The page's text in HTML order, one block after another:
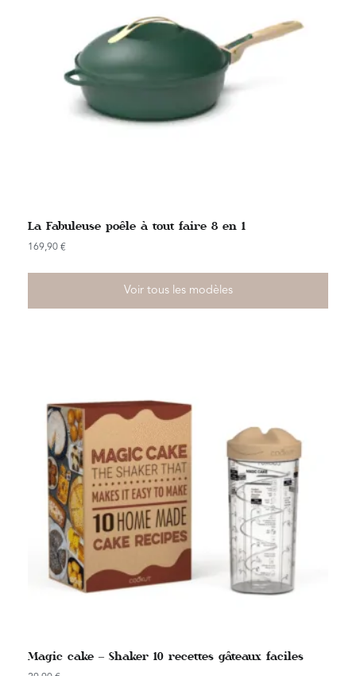
La Fabuleuse poêle à tout faire 8 en 1
169,90 €
Voir tous les modèles
Magic cake – Shaker 10 recettes gâteaux faciles